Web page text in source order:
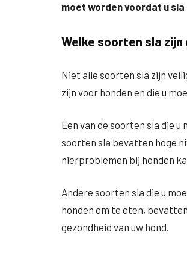
moet worden voordat u
Welke soorten sla
Niet alle soorten sla zijn
zijn voor honden en die u
Een van de soorten sla die
soorten sla bevatten hoge
nierproblemen bij honden
Andere soorten sla die u
honden om te eten,
gezondheid van uw hond.